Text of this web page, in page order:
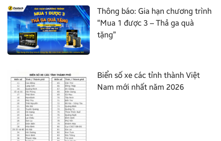
Thông báo: Gia hạn chương trình
“Mua 1 được 3 – Thả ga quà
tặng”
Biển số xe các tỉnh thành Việt
Nam mới nhất năm 2026